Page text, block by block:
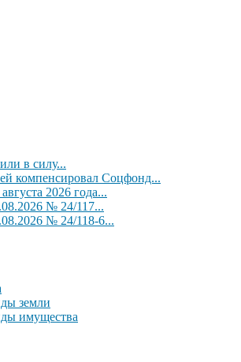
в силу...
компенсировал Соцфонд...
2026 года...
№ 24/117...
№ 24/118-6...
земли
имущества